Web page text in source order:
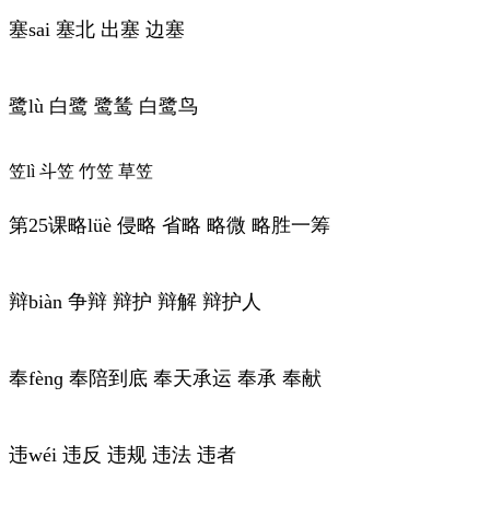
塞sai 塞北 出塞 边塞
鹭lù 白鹭 鹭鸶 白鹭鸟
笠lì 斗笠 竹笠 草笠
第25课略lüè 侵略 省略 略微 略胜一筹
辩biàn 争辩 辩护 辩解 辩护人
奉fènɡ 奉陪到底 奉天承运 奉承 奉献
违wéi 违反 违规 违法 违者